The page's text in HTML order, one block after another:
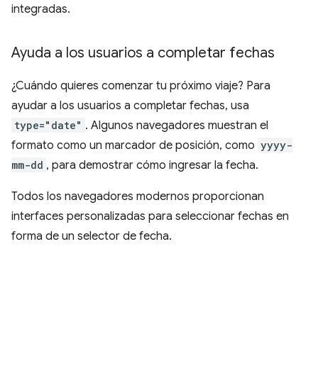
integradas.
Ayuda a los usuarios a completar fechas
¿Cuándo quieres comenzar tu próximo viaje? Para
ayudar a los usuarios a completar fechas, usa
type="date" . Algunos navegadores muestran el
formato como un marcador de posición, como yyyy-
mm-dd , para demostrar cómo ingresar la fecha.
Todos los navegadores modernos proporcionan
interfaces personalizadas para seleccionar fechas en
forma de un selector de fecha.